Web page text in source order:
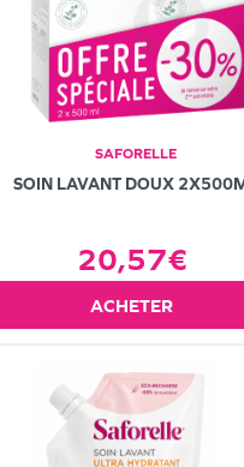
SAFORELLE
SOIN LAVANT DOUX
20,57€
ACHETER